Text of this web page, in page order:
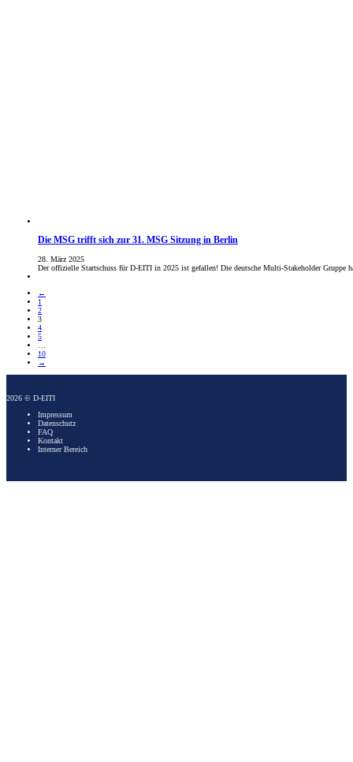
Die MSG trifft sich zur 31. MSG Sitzung in Berlin
28. März 2025
Der offizielle Startschuss für D-EITI in 2025 ist gefallen! Die deutsche Multi-Stakeholder Gruppe
←
1
2
3
4
5
10
→
2026 © D-EITI
Impressum
Datenschutz
FAQ
Kontakt
Interner Bereich